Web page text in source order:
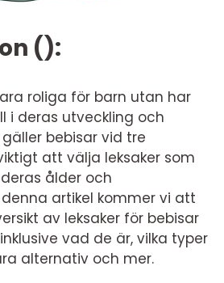
():
roliga för barn utan har
i deras utveckling och
bebisar vid tre
att välja leksaker som
ålder och
artikel kommer vi att
av leksaker för bebisar
vad de är, vilka typer
alternativ och mer.